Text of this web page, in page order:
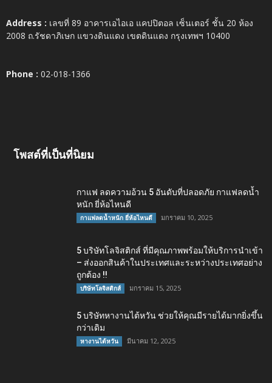
Address : เลขที่ 89 อาคารเอไอเอ แคปปิตอล เซ็นเตอร์ ชั้น 20 ห้อง
2008 ถ.รัชดาภิเษก แขวงดินแดง เขตดินแดง กรุงเทพฯ 10400
Phone : 02-018-1366
โพสต์ที่เป็นที่นิยม
กาแฟ ลดความอ้วน 5 อันดับที่ปลอดภัย กาแฟลดน้ำ
หนัก ยี่ห้อไหนดี
กาแฟลดน้ำหนัก ยี่ห้อไหนดี มกราคม 10, 2025
5 บริษัทโลจิสติกส์ ที่มีคุณภาพพร้อมให้บริการนำเข้า
– ส่งออกสินค้าในประเทศและระหว่างประเทศอย่าง
ถูกต้อง !!
บริษัทโลจิสติกส์ มกราคม 15, 2025
5 บริษัทหางานไต้หวัน ช่วยให้คุณมีรายได้มากยิ่งขึ้น
กว่าเดิม
หางานไต้หวัน มีนาคม 12, 2025